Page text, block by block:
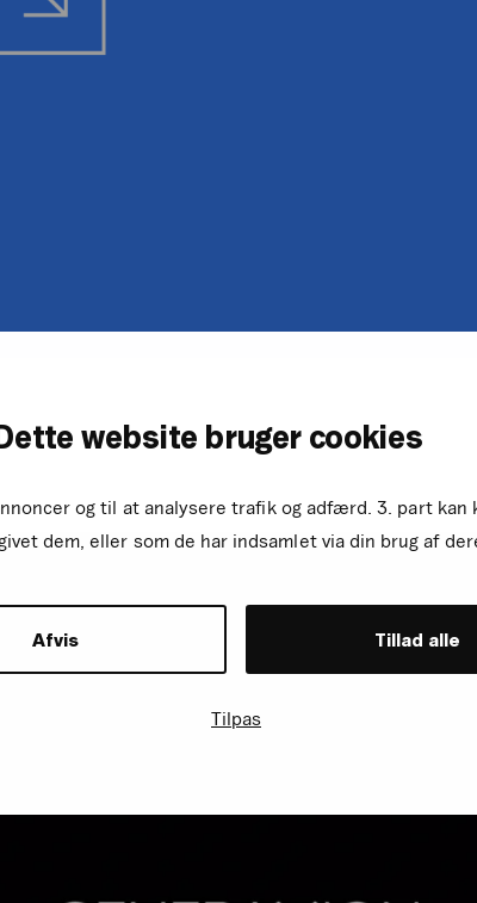
website bruger cookies
og til at analysere trafik og adfærd. 3. part kan
dem, eller som de har indsamlet via din brug af
Afvis Tillad alle
Tilpas